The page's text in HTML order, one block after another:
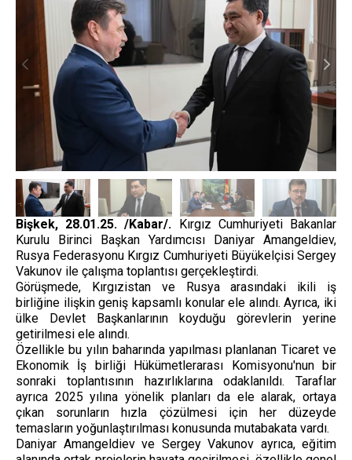
Bişkek, 28.01.25. /Kabar/. Kırgız Cumhuriyeti Bakanlar
Kurulu Birinci Başkan Yardımcısı Daniyar Amangeldiev,
Rusya Federasyonu Kırgız Cumhuriyeti Büyükelçisi Sergey
Vakunov ile çalışma toplantısı gerçekleştirdi.
Görüşmede, Kırgızistan ve Rusya arasındaki ikili iş
birliğine ilişkin geniş kapsamlı konular ele alındı. Ayrıca, iki
ülke Devlet Başkanlarının koyduğu görevlerin yerine
getirilmesi ele alındı.
Özellikle bu yılın baharında yapılması planlanan Ticaret ve
Ekonomik İş birliği Hükümetlerarası Komisyonu'nun bir
sonraki toplantısının hazırlıklarına odaklanıldı. Taraflar
ayrıca 2025 yılına yönelik planları da ele alarak, ortaya
çıkan sorunların hızla çözülmesi için her düzeyde
temasların yoğunlaştırılması konusunda mutabakata vardı.
Daniyar Amangeldiev ve Sergey Vakunov ayrıca, eğitim